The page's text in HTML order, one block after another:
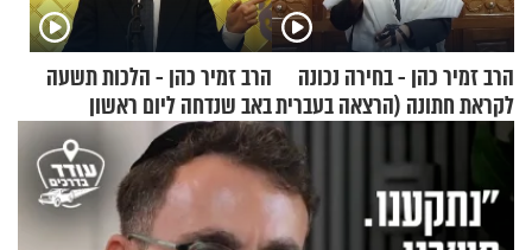
הרב זמיר כהן - בחירה נכונה
לקראת חתונה (הרצאה בעברית
+ צרפתית)
הרב זמיר כהן - הלכות תשעה
באב שנדחה ליום ראשון